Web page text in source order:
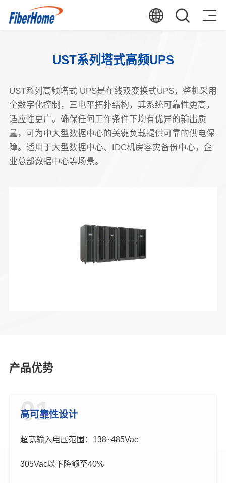
UST系列塔式高频UPS
UST系列高频塔式 UPS是在线双变换式UPS，整机采用
全数字化控制，三电平拓扑结构，其系统可靠性更高，
适应性更广。确保任何工作条件下均有优异的输出质
量，可为中大型数据中心的关键负载提供可靠的供电保
障。适用于大型数据中心、IDC机房容灾备份中心，企
业总部数据中心等场景。
产品优势
01
高可靠性设计
超宽输入电压范围：138~485Vac
305Vac以下降额至40%